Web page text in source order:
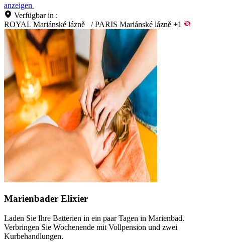
anzeigen
Verfügbar in :
ROYAL Mariánské lázně
/ PARIS Mariánské lázně +1
Marienbader Elixier
Laden Sie Ihre Batterien in ein paar Tagen in Marienbad.
Verbringen Sie Wochenende mit Vollpension und zwei
Kurbehandlungen.